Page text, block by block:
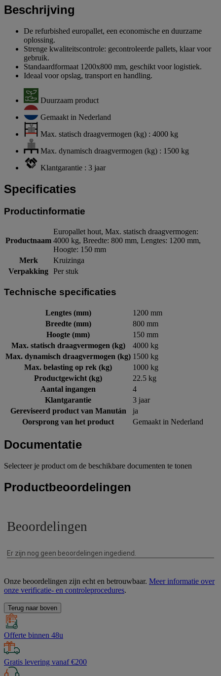
Beschrijving
De refurbished europallet, een economische en duurzame
oplossing.
Strenge kwaliteitscontrole: gecontroleerde pallets, klaar voor
gebruik.
Standaardformaat 1200x800 mm, geschikt voor logistiek.
Ideaal voor opslag, transport en handling.
Duurzaam product
Gemaakt in Nederland
Max. statisch draagvermogen (kg) : 4000 kg
Max. dynamisch draagvermogen (kg) : 1500 kg
Klantgarantie : 3 jaar
Specificaties
Productinformatie
Productnaam
Europallet hout, Max. statisch draagvermogen:
4000 kg, Breedte: 800 mm, Lengtes: 1200 mm,
Hoogte: 150 mm
Merk
Kruizinga
Verpakking Per stuk
Technische specificaties
Lengtes (mm)
1200 mm
Breedte (mm)
800 mm
Hoogte (mm)
150 mm
Max. statisch draagvermogen (kg)
4000 kg
Max. dynamisch draagvermogen (kg) 1500 kg
Max. belasting op rek (kg)
1000 kg
Productgewicht (kg)
22.5 kg
Aantal ingangen
4
Klantgarantie
3 jaar
Gereviseerd product van Manután
ja
Oorsprong van het product
Gemaakt in Nederland
Documentatie
Selecteer je product om de beschikbare documenten te tonen
Productbeoordelingen
Onze beoordelingen zijn echt en betrouwbaar. Meer informatie over
onze verificatie- en controleprocedures.
Terug naar boven
Offerte binnen 48u
Gratis levering vanaf €200